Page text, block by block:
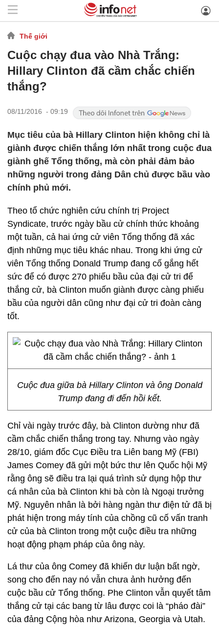
Thế giới
Cuộc chạy đua vào Nhà Trắng:
Hillary Clinton đã cầm chắc chiến
thắng?
08/11/2016 - 09:19
Mục tiêu của bà Hillary Clinton hiện không chỉ là
giành được chiến thắng lớn nhất trong cuộc đua
giành ghế Tổng thống, mà còn phải đảm bảo
những người trong đảng Dân chủ được bầu vào
chính phủ mới.
Theo tổ chức nghiên cứu chính trị Project
Syndicate, trước ngày bầu cử chính thức khoảng
một tuần, cả hai ứng cử viên Tổng thống đã xác
định những mục tiêu khác nhau. Trong khi ứng cử
viên Tổng thống Donald Trump đang cố gắng hết
sức để có được 270 phiếu bầu của đại cử tri để
thắng cử, bà Clinton muốn giành được càng phiếu
bầu của người dân cũng như đại cử tri đoàn càng
tốt.
Cuộc đua giữa bà Hillary Clinton và ông Donald
Trump đang đi đến hồi kết.
Chỉ vài ngày trước đây, bà Clinton dường như đã
cầm chắc chiến thắng trong tay. Nhưng vào ngày
28/10, giám đốc Cục Điều tra Liên bang Mỹ (FBI)
James Comey đã gửi một bức thư lên Quốc hội Mỹ
rằng ông sẽ điều tra lại quá trình sử dụng hộp thư
cá nhân của bà Clinton khi bà còn là Ngoại trưởng
Mỹ. Nguyên nhân là bởi hàng ngàn thư điện tử đã bị
phát hiện trong máy tính của chồng cũ cố vấn tranh
cử của bà Clinton trong một cuộc điều tra những
hoạt động phạm pháp của ông này.
Lá thư của ông Comey đã khiến dư luận bất ngờ,
song cho đến nay nó vẫn chưa ảnh hưởng đến
cuộc bầu cử Tổng thống. Phe Clinton vẫn quyết tâm
thắng cử tại các bang từ lâu được coi là “pháo đài”
của đảng Cộng hòa như Arizona, Georgia và Utah.